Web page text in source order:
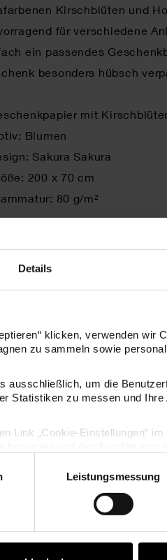
Details
klicken, verwenden wir
zu sammeln sowie
ausschließlich, um die
Statistiken zu messen und
Link „Cookie-Einstellungen“
Leistungsmessung
Kirschblüten und
für verschiedene
ein passendes
besonders hübsch
mit
Blumen
Sakura Sakura
200 x 70 cm
80 g/m²